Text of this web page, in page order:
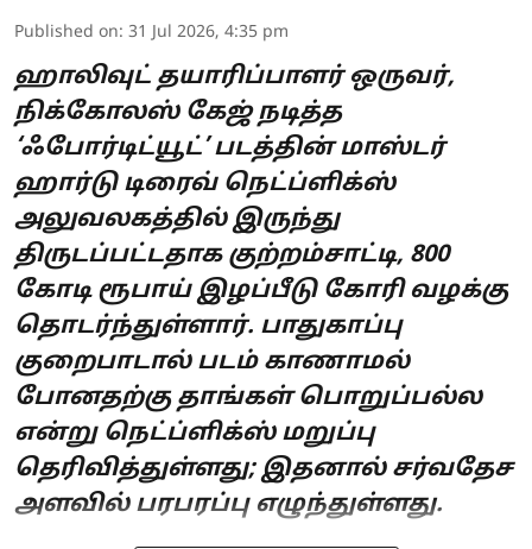
Published on: 31 Jul 2026, 4:35 pm
ஹாலிவுட் தயாரிப்பாளர் ஒருவர்,
நிக்கோலஸ் கேஜ் நடித்த
‘ஃபோர்டிட்யூட்’ படத்தின் மாஸ்டர்
ஹார்டு டிரைவ் நெட்ப்ளிக்ஸ்
அலுவலகத்தில் இருந்து
திருடப்பட்டதாக குற்றம்சாட்டி, 800
கோடி ரூபாய் இழப்பீடு கோரி வழக்கு
தொடர்ந்துள்ளார். பாதுகாப்பு
குறைபாடால் படம் காணாமல்
போனதற்கு தாங்கள் பொறுப்பல்ல
என்று நெட்ப்ளிக்ஸ் மறுப்பு
தெரிவித்துள்ளது; இதனால் சர்வதேச
அளவில் பரபரப்பு எழுந்துள்ளது.